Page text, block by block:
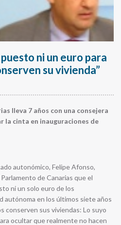
ni un euro para
su vivienda”
lleva 7 años con una consejera
la cinta en inauguraciones de
autonómico, Felipe Afonso,
de Canarias que el
ni un solo euro de los
autónoma en los últimos siete años
conserven sus viviendas: Lo suyo
ocultar que realmente no hacen